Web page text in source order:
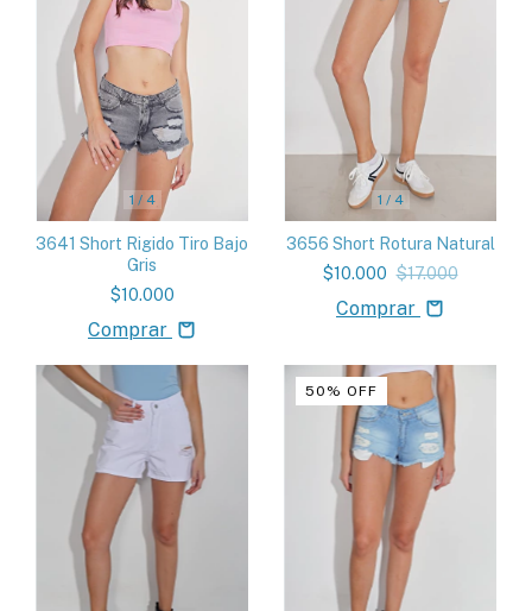
1/ 4
3641 Short Rigido Tiro Bajo
Gris
$10.000
Comprar
1 / 4
3656 Short Rotura Natural
$10.000 $17.000
Comprar
50 % OFF